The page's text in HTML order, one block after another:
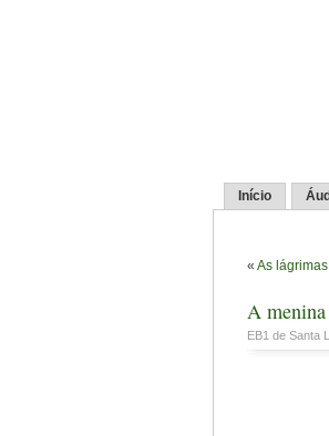
Início
« As
A
EB1 de Santa